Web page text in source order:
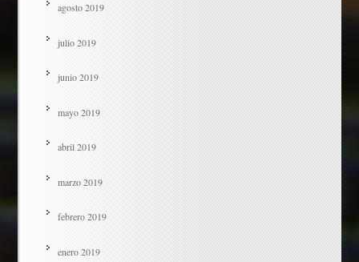
agosto 2019
julio 2019
junio 2019
mayo 2019
abril 2019
marzo 2019
febrero 2019
enero 2019